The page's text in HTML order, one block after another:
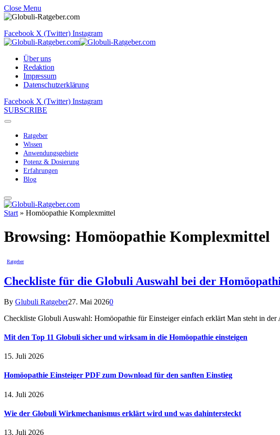
Close Menu
Facebook X (Twitter) Instagram
Über uns
Redaktion
Impressum
Datenschutzerklärung
Facebook X (Twitter) Instagram
SUBSCRIBE
Ratgeber
Wissen
Anwendungsgebiete
Potenz & Dosierung
Erfahrungen
Blog
Start » Homöopathie Komplexmittel
Browsing: Homöopathie Komplexmittel
Ratgeber
Checkliste für die Globuli Auswahl bei der
By Glubuli Ratgeber27. Mai 20260
Checkliste Globuli Auswahl: Homöopathie für Einsteiger einfach erklärt Man steht in
Mit den Top 11 Globuli sicher und wirksam in die Homöopathie einsteigen
15. Juli 2026
Homöopathie Einsteiger PDF zum Download für den sanften Einstieg
14. Juli 2026
Wie der Globuli Wirkmechanismus erklärt wird und was dahintersteckt
13. Juli 2026